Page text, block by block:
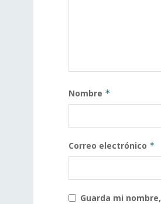
Nombre *
Correo electrónico *
Guarda mi